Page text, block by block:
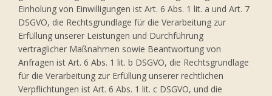
Einholung von Einwilligungen ist Art. 6 Abs. 1 lit. a und Art. 7
DSGVO, die Rechtsgrundlage für die Verarbeitung zur
Erfüllung unserer Leistungen und Durchführung
vertraglicher Maßnahmen sowie Beantwortung von
Anfragen ist Art. 6 Abs. 1 lit. b DSGVO, die Rechtsgrundlage
für die Verarbeitung zur Erfüllung unserer rechtlichen
Verpflichtungen ist Art. 6 Abs. 1 lit. c DSGVO, und die